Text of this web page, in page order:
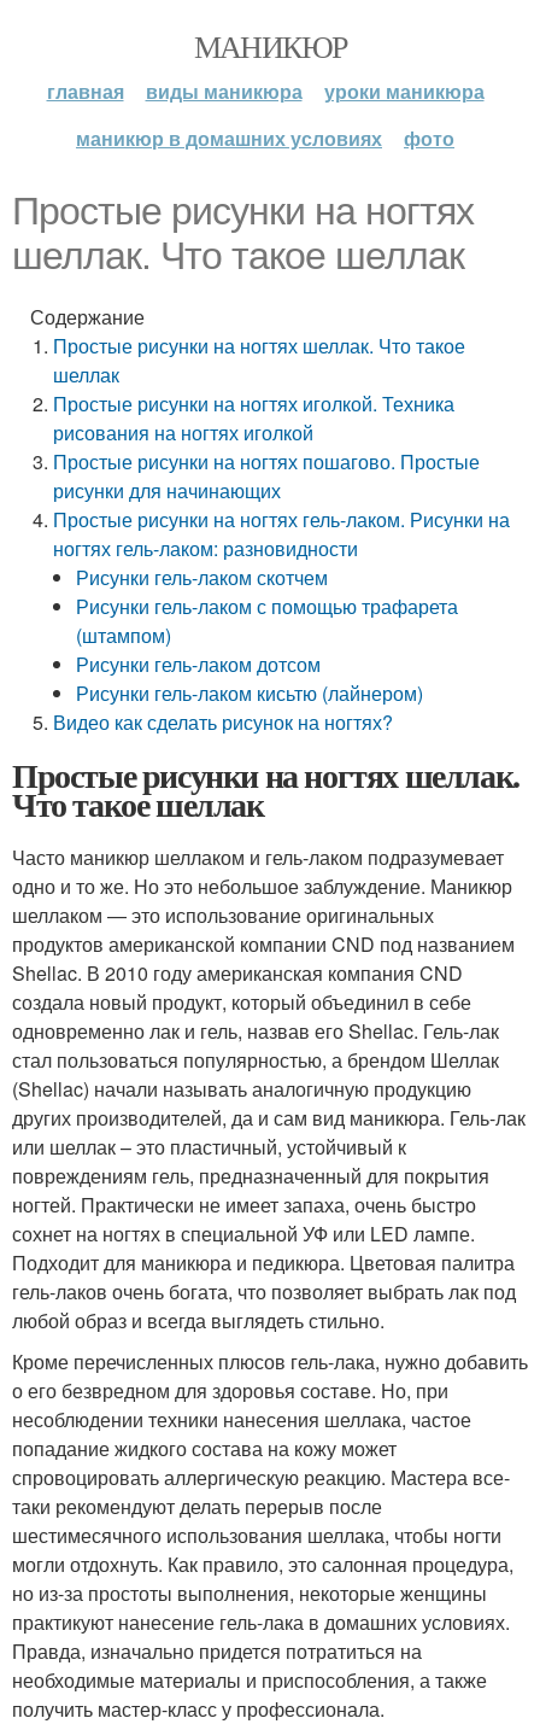
МАНИКЮР
главная виды маникюра
уроки маникюра
маникюр в домашних условиях
фото
Простые рисунки на ногтях
шеллак. Что такое шеллак
Содержание
Простые рисунки на ногтях шеллак. Что такое
шеллак
Простые рисунки на ногтях иголкой. Техника
рисования на ногтях иголкой
Простые рисунки на ногтях пошагово. Простые
рисунки для начинающих
Простые рисунки на ногтях гель-лаком. Рисунки на
ногтях гель-лаком: разновидности
Рисунки гель-лаком скотчем
Рисунки гель-лаком с помощью трафарета
(штампом)
Рисунки гель-лаком дотсом
Рисунки гель-лаком кисьтю (лайнером)
Видео как сделать рисунок на ногтях?
Простые рисунки на ногтях шеллак.
Что такое шеллак
Часто маникюр шеллаком и гель-лаком подразумевает
одно и то же. Но это небольшое заблуждение. Маникюр
шеллаком — это использование оригинальных
продуктов американской компании CND под названием
Shellac. В 2010 году американская компания CND
создала новый продукт, который объединил в себе
одновременно лак и гель, назвав его Shellac. Гель-лак
стал пользоваться популярностью, а брендом Шеллак
(Shellac) начали называть аналогичную продукцию
других производителей, да и сам вид маникюра. Гель-лак
или шеллак – это пластичный, устойчивый к
повреждениям гель, предназначенный для покрытия
ногтей. Практически не имеет запаха, очень быстро
сохнет на ногтях в специальной УФ или LED лампе.
Подходит для маникюра и педикюра. Цветовая палитра
гель-лаков очень богата, что позволяет выбрать лак под
любой образ и всегда выглядеть стильно.
Кроме перечисленных плюсов гель-лака, нужно добавить
о его безвредном для здоровья составе. Но, при
несоблюдении техники нанесения шеллака, частое
попадание жидкого состава на кожу может
спровоцировать аллергическую реакцию. Мастера все-
таки рекомендуют делать перерыв после
шестимесячного использования шеллака, чтобы ногти
могли отдохнуть. Как правило, это салонная процедура,
но из-за простоты выполнения, некоторые женщины
практикуют нанесение гель-лака в домашних условиях.
Правда, изначально придется потратиться на
необходимые материалы и приспособления, а также
получить мастер-класс у профессионала.